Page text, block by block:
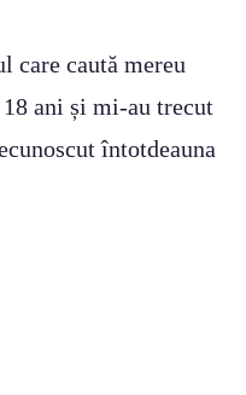
care caută mereu
ani și mi-au trecut
întotdeauna